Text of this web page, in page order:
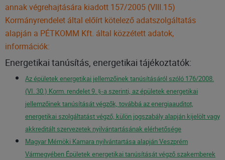
annak végrehajtására kiadott 157/2005 (VIII.15)
Kormányrendelet által előírt kötelező adatszolgáltatás
alapján a PÉTKOMM Kft. által közzétett adatok,
információk:
Energetikai tanúsítás, energetikai tájékoztatók:
Az épületek energetikai jellemzőinek tanúsításáról szóló 176/2008.
(VI. 30.) Korm. rendelet 9. §-a szerinti, az épületek energetikai
jellemzőinek tanúsítását végzők, továbbá az energiaauditot,
energetikai szolgáltatást végző, külön jogszabály alapján kijelölt vagy
akkreditált szervezetek nyilvántartásának elérhetősége
Magyar Mérnöki Kamara nyilvántartása alapján Veszprém
Vármegyében Épületek energetikai tanúsítását végző szakemberek